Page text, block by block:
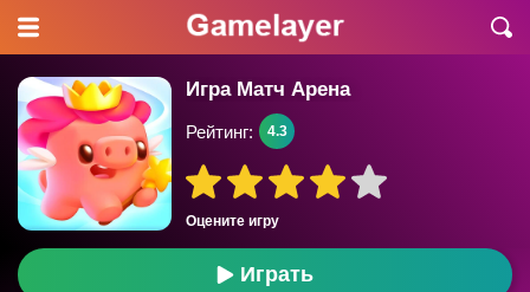
Игра Матч Арена
Оцените игру
Рейтинг: 4.3
Играть